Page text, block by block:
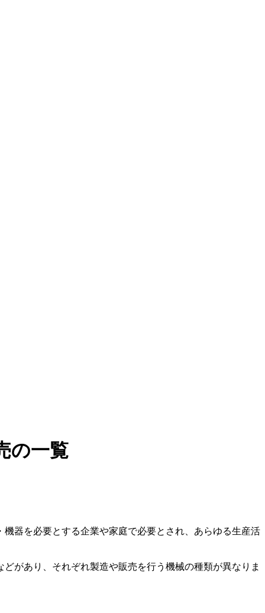
の一覧
器を必要とする企業や家庭で必要とされ、あらゆる生産活
があり、それぞれ製造や販売を行う機械の種類が異なりま